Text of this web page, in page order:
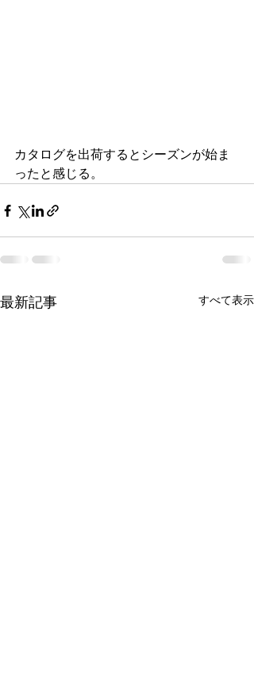
カタログを出荷するとシーズンが始ま
ったと感じる。
最新記事 すべて表示